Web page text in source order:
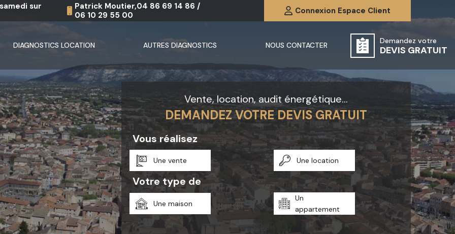
sur Patrick Moutier,04 86 69 14 86 /
06 10 29 55 00
Connexion Espace Client
DIAGNOSTICS LOCATION AUTRES DIAGNOSTICS NOUS CONTACTER Demandez votre
DEVIS GRATUIT
Vente, location, audit énergétique...
DEMANDEZVOTRE DEVIS GRATUIT
Vous réalisez
Une vente Une location
Votre type de
Une maison
Un
appartement